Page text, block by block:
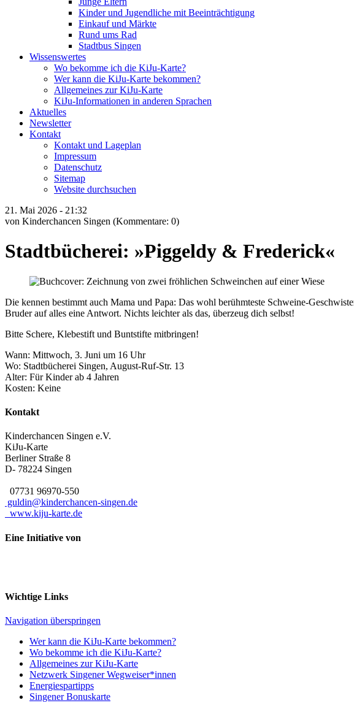
Kinder und Jugendliche mit Beeinträchtigung
Einkauf und Märkte
Rund ums Rad
Stadtbus Singen
Wissenswertes
Wo bekomme ich die KiJu-Karte?
Wer kann die KiJu-Karte bekommen?
Allgemeines zur KiJu-Karte
KiJu-Informationen in anderen Sprachen
Aktuelles
Newsletter
Kontakt
Kontakt und Lageplan
Impressum
Datenschutz
Sitemap
Website durchsuchen
21. Mai 2026 - 21:32
von Kinderchancen Singen (Kommentare: 0)
Stadtbücherei: »Piggeldy & Frederick«
Die kennen bestimmt auch Mama und Papa: Das wohl berühmteste Schweine-
Bruder auf alles eine Antwort. Nichts leichter als das, überzeug dich selbst!
Bitte Schere, Klebestift und Buntstifte mitbringen!
Wann: Mittwoch, 3. Juni um 16 Uhr
Wo: Stadtbücherei Singen, August-Ruf-Str. 13
Alter: Für Kinder ab 4 Jahren
Kosten: Keine
Kontakt
Kinderchancen Singen e.V.
KiJu-Karte
Berliner Straße 8
D- 78224 Singen
07731 96970-550
guldin@kinderchancen-singen.de
www.kiju-karte.de
Eine Initiative von
Wichtige Links
Navigation überspringen
Wer kann die KiJu-Karte bekommen?
Wo bekomme ich die KiJu-Karte?
Allgemeines zur KiJu-Karte
Netzwerk Singener Wegweiser*innen
Energiespartipps
Singener Bonuskarte